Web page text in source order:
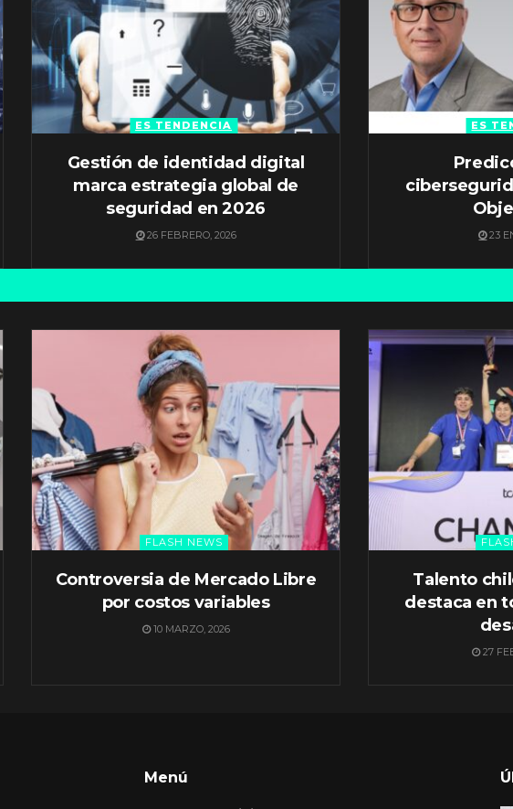
ES TENDENCIA
Gestión de identidad digital
marca estrategia global de
seguridad en 2026
26 FEBRERO, 2026
ES
23
FLASH NEWS
Controversia de Mercado Libre
por costos variables
10 MARZO, 2026
Talento
destaca en
27
Menú